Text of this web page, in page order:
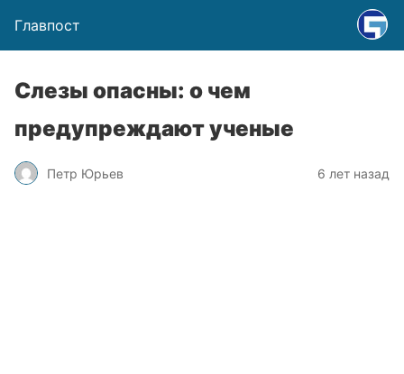
Главпост
Слезы опасны: о чем
предупреждают ученые
Петр Юрьев 6 лет назад